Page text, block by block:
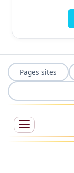
Pages sites